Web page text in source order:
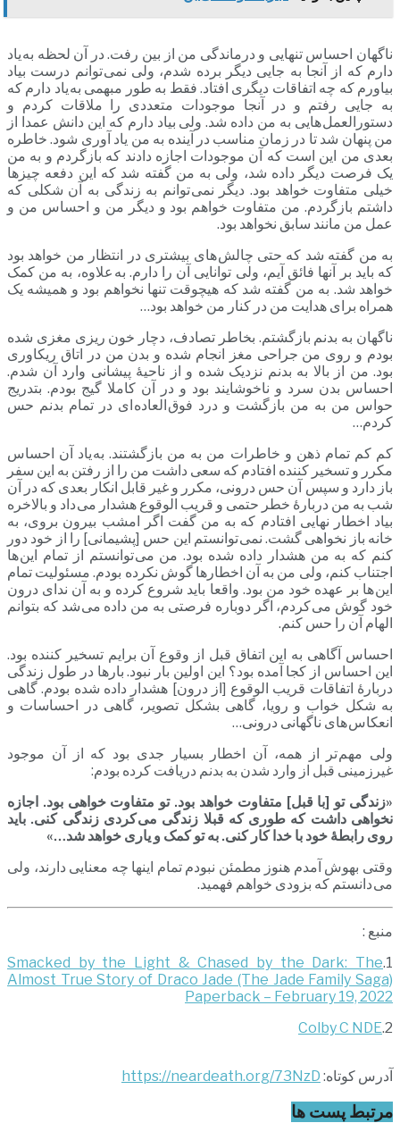
ناگهان احساس تنهایی و درماندگی من از بین رفت. در آن لحظه به یاد
دارم که از آنجا به جایی دیگر برده شدم، ولی نمی توانم درست بیاد
بیاورم که چه اتفاقات دیگری افتاد. فقط به طور مبهمی به یاد دارم که
به جایی رفتم و در آنجا موجودات متعددی را ملاقات کردم و
دستورالعمل هایی به من داده شد. ولی بیاد دارم که این دانش عمدا از
من پنهان شد تا در زمان مناسب در آینده به من یاد آوری شود. خاطره
بعدی من این است که آن موجودات اجازه دادند که بازگردم و به من
یک فرصت دیگر داده شد، ولی به من گفته شد که این دفعه چیزها
خیلی متفاوت خواهد بود. دیگر نمی توانم به زندگی به آن شکلی که
داشتم بازگردم. من متفاوت خواهم بود و دیگر من و احساس من و
عمل من مانند سابق نخواهد بود.
به من گفته شد که حتی چالش های بیشتری در انتظار من خواهد بود
که باید بر آنها فائق آیم، ولی توانایی آن را دارم. به علاوه، به من کمک
خواهد شد. به من گفته شد که هیچوقت تنها نخواهم بود و همیشه یک
همراه برای هدایت من در کنار من خواهد بود…
ناگهان به بدنم بازگشتم. بخاطر تصادف، دچار خون ریزی مغزی شده
بودم و روی من جراحی مغز انجام شده و بدن من در اتاق ریکاوری
بود. من از بالا به بدنم نزدیک شده و از ناحیۀ پیشانی وارد آن شدم.
احساس بدن سرد و ناخوشایند بود و در آن کاملا گیج بودم. بتدریج
حواس من به من بازگشت و درد فوق العاده ای در تمام بدنم حس
کردم…
کم کم تمام ذهن و خاطرات من به من بازگشتند. به یاد آن احساس
مکرر و تسخیر کننده افتادم که سعی داشت من را از رفتن به این سفر
باز دارد و سپس آن حس درونی، مکرر و غیر قابل انکار بعدی که در آن
شب به من دربارۀ خطر حتمی و قریب الوقوع هشدار می داد و بالاخره
بیاد اخطار نهایی افتادم که به من گفت اگر امشب بیرون بروی، به
خانه باز نخواهی گشت. نمی توانستم این حس [پشیمانی] را از خود دور
کنم که به من هشدار داده شده بود. من می توانستم از تمام این ها
اجتناب کنم، ولی من به آن اخطارها گوش نکرده بودم. مسئولیت تمام
این ها بر عهده خود من بود. واقعا باید شروع کرده و به آن ندای درون
خود گوش می کردم، اگر دوباره فرصتی به من داده می شد که بتوانم
الهام آن را حس کنم.
احساس آگاهی به این اتفاق قبل از وقوع آن برایم تسخیر کننده بود.
این احساس از کجا آمده بود؟ این اولین بار نبود. بارها در طول زندگی
دربارۀ اتفاقات قریب الوقوع [از درون] هشدار داده شده بودم. گاهی
به شکل خواب و رویا، گاهی بشکل تصویر، گاهی در احساسات و
انعکاس های ناگهانی درونی…
ولی مهم تر از همه، آن اخطار بسیار جدی بود که از آن موجود
غیرزمینی قبل از وارد شدن به بدنم دریافت کرده بودم:
«زندگی تو [با قبل] متفاوت خواهد بود. تو متفاوت خواهی بود. اجازه
نخواهی داشت که طوری که قبلا زندگی می کردی زندگی کنی. باید
روی رابطۀ خود با خدا کار کنی. به تو کمک و یاری خواهد شد…»
وقتی بهوش آمدم هنوز مطمئن نبودم تمام اینها چه معنایی دارند، ولی
می دانستم که بزودی خواهم فهمید.
منبع :
1.
Smacked by the Light & Chased by the Dark: The
Almost True Story of Draco Jade (The Jade Family Saga)
Paperback – February 19, 2022
2.
Colby C NDE
آدرس کوتاه: https://neardeath.org/73NzD
مرتبط پست ها